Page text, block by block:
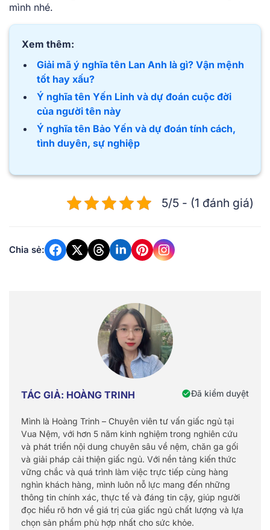
mình nhé.
Xem thêm:
Giải mã ý nghĩa tên Lan Anh là gì? Vận mệnh
tốt hay xấu?
Ý nghĩa tên Yến Linh và dự đoán cuộc đời
của người tên này
Ý nghĩa tên Bảo Yến và dự đoán tính cách,
tình duyên, sự nghiệp
5/5 - (1 đánh giá)
Chia sẻ:
TÁC GIẢ: HOÀNG TRINH Đã kiểm duyệt
Mình là Hoàng Trinh – Chuyên viên tư vấn giấc ngủ tại
Vua Nệm, với hơn 5 năm kinh nghiệm trong nghiên cứu
và phát triển nội dung chuyên sâu về nệm, chăn ga gối
và giải pháp cải thiện giấc ngủ. Với nền tảng kiến thức
vững chắc và quá trình làm việc trực tiếp cùng hàng
nghìn khách hàng, mình luôn nỗ lực mang đến những
thông tin chính xác, thực tế và đáng tin cậy, giúp người
đọc hiểu rõ hơn về giá trị của giấc ngủ chất lượng và lựa
chọn sản phẩm phù hợp nhất cho sức khỏe.